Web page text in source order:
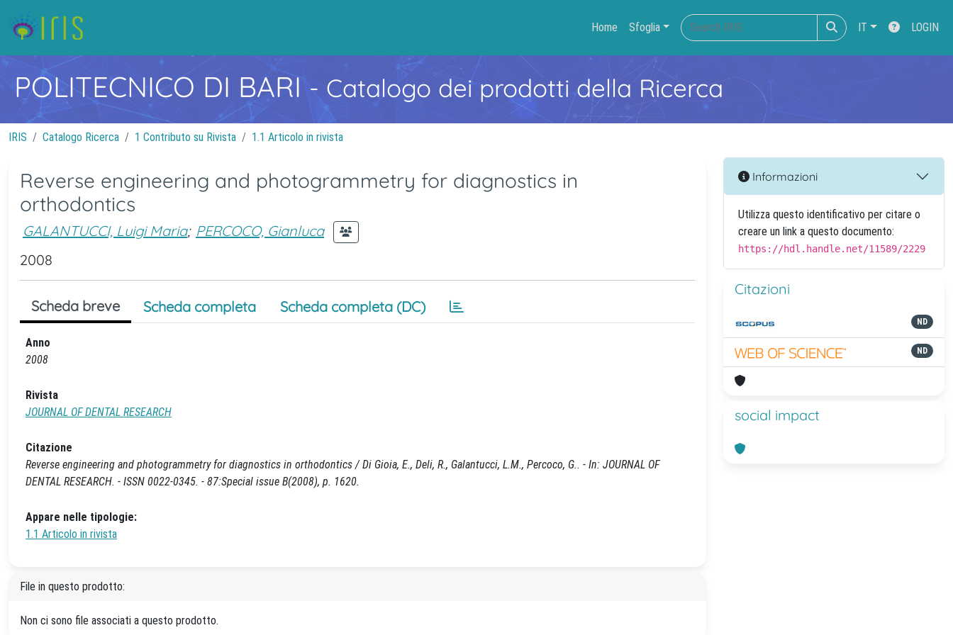
Home Sfoglia IT LOGIN
POLITECNICO DI BARI- Catalogo dei prodotti della Ricerca
IRIS Catalogo Ricerca 1 Contributo su Rivista 1.1 Articolo in rivista
Reverse engineering and photogrammetry for diagnostics in
orthodontics
GALANTUCCI, Luigi Maria; PERCOCO, Gianluca
2008
Scheda breve Scheda completa Scheda completa (DC)
Anno
2008
Rivista
JOURNAL OF DENTAL RESEARCH
Citazione
Reverse engineering and photogrammetry for diagnostics in orthodontics / Di Gioia, E., Deli, R., Galantucci, L.M., Percoco, G.. - In: JOURNAL OF
DENTAL RESEARCH. - ISSN 0022-0345. - 87:Special issue B(2008), p. 1620.
Appare nelle tipologie:
1.1 Articolo in rivista
File in questo prodotto:
Non ci sono file associati a questo prodotto.
Informazioni
Utilizza questo identificativo per citare o
creare un link a questo documento:
https://hdl.handle.net/11589/2229
Citazioni
ND
ND
social impact